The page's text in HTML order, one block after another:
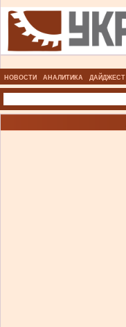
НОВОСТИ АНАЛИТИКА ДАЙДЖЕСТ